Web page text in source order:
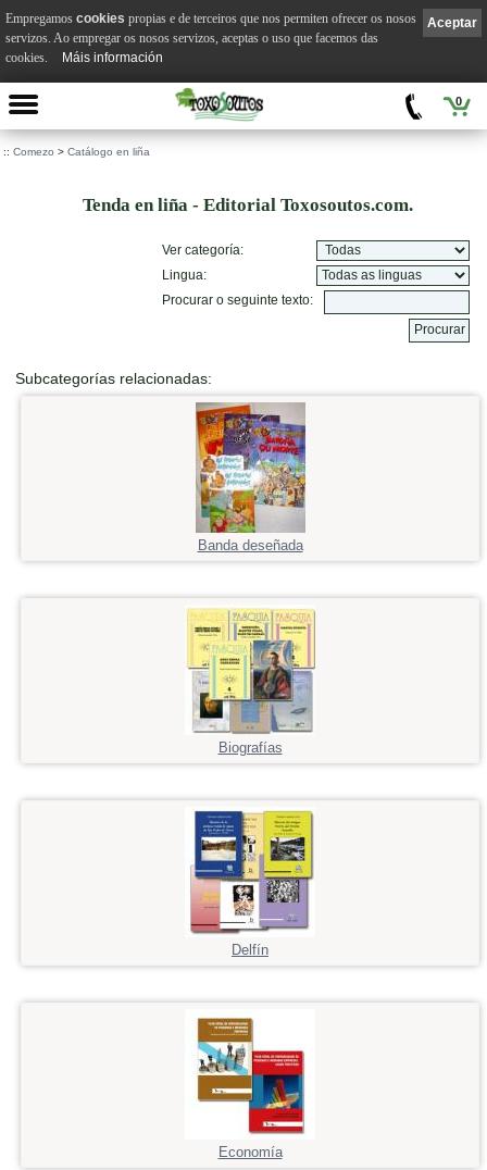
0
:: Comezo > Catálogo en liña
Tenda en liña - Editorial Toxosoutos.com.
Ver categoría:
Lingua:
Procurar o seguinte texto:
Subcategorías relacionadas:
Banda deseñada
Biografías
Delfín
Economía
Aceptar
Empregamos cookies propias e de terceiros que nos permiten ofrecer os nosos
servizos. Ao empregar os nosos servizos, aceptas o uso que facemos das
cookies.
Máis información